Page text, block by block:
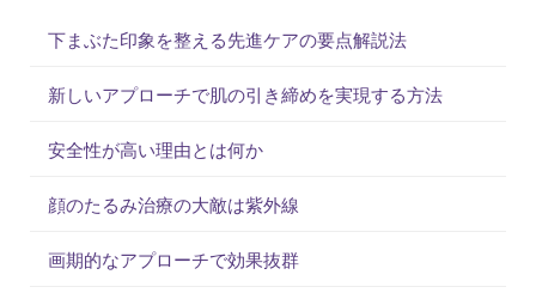
下まぶた印象を整える先進ケアの要点解説法
新しいアプローチで肌の引き締めを実現する方法
安全性が高い理由とは何か
顔のたるみ治療の大敵は紫外線
画期的なアプローチで効果抜群